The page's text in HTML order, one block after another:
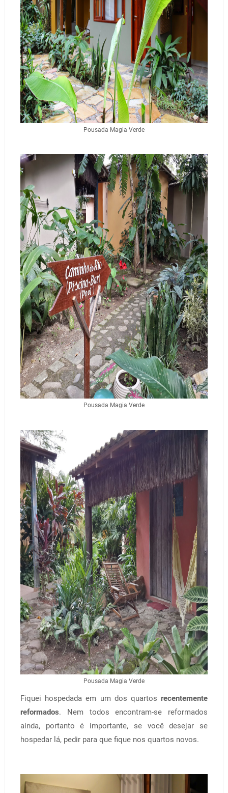
Pousada Magia Verde
Pousada Magia Verde
Pousada Magia Verde
Fiquei hospedada em um dos quartosrecentemente
reformados. Nem todos encontram-se reformados
ainda, portanto é importante, se você desejar se
hospedar lá, pedir para que fique nos quartos novos.